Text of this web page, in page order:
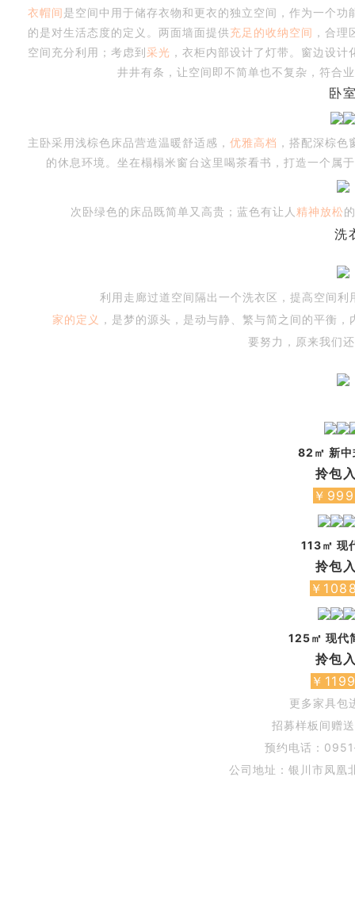
衣帽间是空间中用于储存衣物和更衣的独立空间，作为一个
的是对生活态度的定义。两面墙面提供充足的收纳空间 ， 合理
空间充分利用；考虑到采光 ，衣柜内部设计了灯带。窗边设
井井有条，让空间即不简单也不复杂，符合
卧
主卧采用浅棕色床品营造温暖舒适感， 优雅高档 ，搭配深棕
的休息环境。坐在榻榻米窗台这里喝茶看书，打造一个属
次卧绿色的床品既简单又高贵；蓝色有让人 精神放松
洗
利用走廊过道空间隔出一个洗衣区，提高空间利
家的定义 ，是梦的源头，是动与静、繁与简之间的平衡
要努力，原来我们
82㎡ 新中
拎包
￥
113㎡ 现
拎包
￥
125㎡ 现代
拎包
￥
更多家具包
招募样板间赠
预约电话：
公司地址： 银川市凤凰